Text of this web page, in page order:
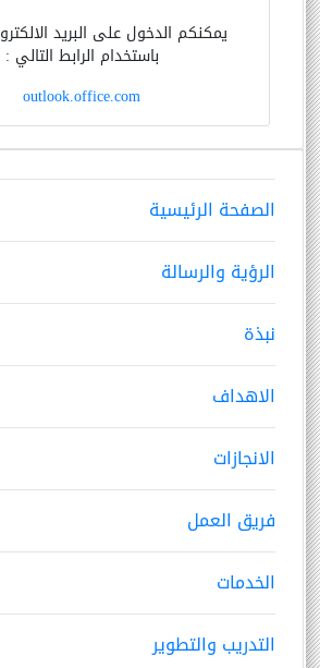
الصفحة الرئيسية
الرؤية والرسالة
نبذة
الاهداف
الانجازات
فريق العمل
الخدمات
التدريب والتطوير
يمكنكم الدخول على البريد
باستخدام الرابط التالي :
outlook.office.com